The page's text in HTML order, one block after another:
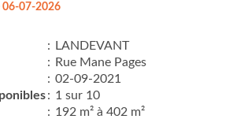
06-07-2026
: LANDEVANT
: Rue Mane Pages
: 02-09-2021
: 1 sur 10
: 192 m² à 402 m²